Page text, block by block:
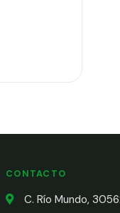
CONTACTO
C. Río Mundo,